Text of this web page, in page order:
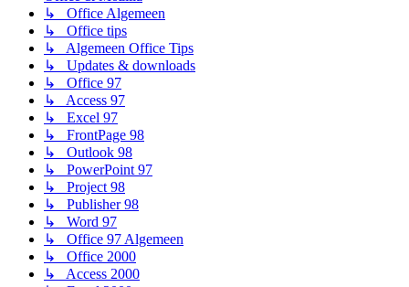
↳ Office Algemeen
↳ Office tips
↳ Algemeen Office Tips
↳ Updates & downloads
↳ Office 97
↳ Access 97
↳ Excel 97
↳ FrontPage 98
↳ Outlook 98
↳ PowerPoint 97
↳ Project 98
↳ Publisher 98
↳ Word 97
↳ Office 97 Algemeen
↳ Office 2000
↳ Access 2000